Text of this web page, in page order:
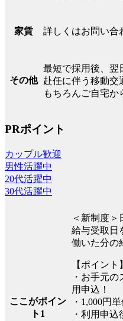
家賃 詳しくはお問い合
その他
最短で採用後、翌
赴任に伴う移動交
もちろんご自宅か
PRポイント
カップル歓迎
男性活躍中
20代活躍中
30代活躍中
ここがポイン
ト1
＜新制度＞
給与受取日
働いた分の
【ポイント】
・お手元
用申込！
・1,000円
・利用申